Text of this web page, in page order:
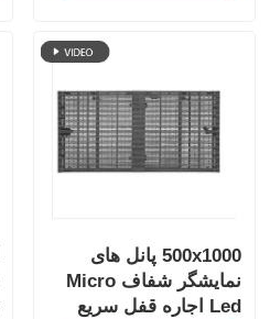
500x1000 پانل های
نمایشگر شفاف Micro
Led اجاره قفل سریع